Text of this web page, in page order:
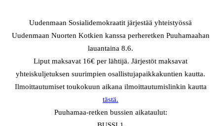
Uudenmaan Sosialidemokraatit järjestää yhteistyössä
Uudenmaan Nuorten Kotkien kanssa perheretken Puuhamaahan
lauantaina 8.6.
Liput maksavat 16€ per lähtijä. Järjestöt maksavat
yhteiskuljetuksen suurimpien osallistujapaikkakuntien kautta.
Ilmoittautumiset toukokuun aikana ilmoittautumislinkin kautta
tästä.
Puuhamaa-retken bussien aikataulut: